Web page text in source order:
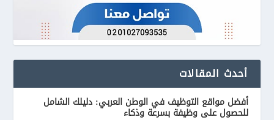
أحدث المقالات
أفضل مواقع التوظيف في الوطن العربي: دليلك الشامل
للحصول على وظيفة بسرعة وذكاء